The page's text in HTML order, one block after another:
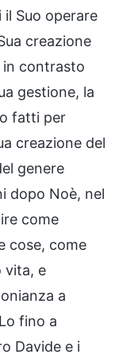
Suo operare
creazione
contrasto
gestione, la
fatti per
creazione del
genere
dopo Noè, nel
come
cose, come
vita, e
a
fino a
Davide e i